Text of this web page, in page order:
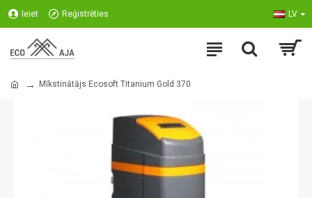
Ieiet Reģistrēties LV
Mīkstinātājs Ecosoft Titanium Gold 370